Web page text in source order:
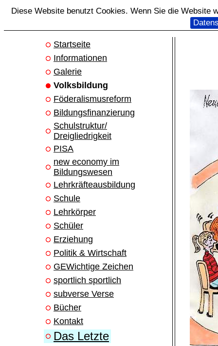
Diese Website benutzt Cookies. Wenn Sie die Website
Startseite
Informationen
Galerie
Volksbildung
Föderalismusreform
Bildungsfinanzierung
Schulstruktur/
Dreigliedrigkeit
PISA
new economy im
Bildungswesen
Lehrkräfteausbildung
Schule
Lehrkörper
Schüler
Erziehung
Politik & Wirtschaft
GEWichtige Zeichen
sportlich sportlich
subverse Verse
Bücher
Kontakt
Das Letzte